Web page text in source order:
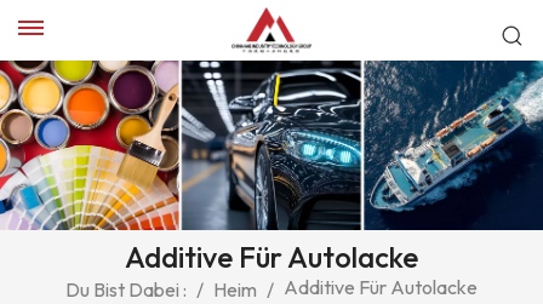
Additive Für Autolacke
Du Bist Dabei : / Heim / Additive Für Autolacke